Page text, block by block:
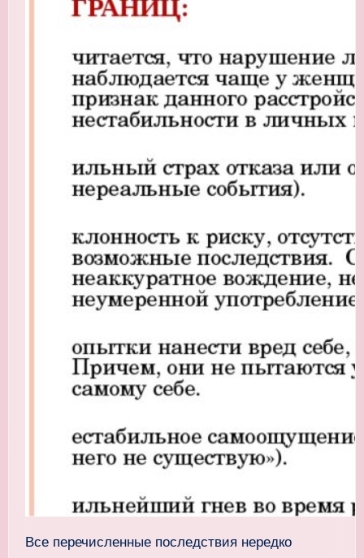
Все перечисленные последствия нередко